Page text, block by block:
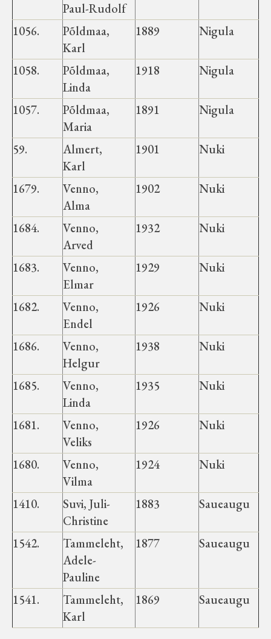
Paul-Rudolf
1056.
Põldmaa,
Karl
1889 Nigula
1058.
Põldmaa,
Linda
1918 Nigula
1057.
Põldmaa,
Maria
1891 Nigula
59.
Almert,
Karl
1901 Nuki
1679.
Venno,
Alma
1902 Nuki
1684.
Venno,
Arved
1932 Nuki
1683.
Venno,
Elmar
1929 Nuki
1682.
Venno,
Endel
1926 Nuki
1686.
Venno,
Helgur
1938 Nuki
1685.
Venno,
Linda
1935 Nuki
1681.
Venno,
Veliks
1926 Nuki
1680.
Venno,
Vilma
1924 Nuki
1410.
Suvi, Juli-
Christine
1883 Saueaugu
1542.
Tammeleht,
Adele-
Pauline
1877 Saueaugu
1541.
Tammeleht,
Karl
1869 Saueaugu